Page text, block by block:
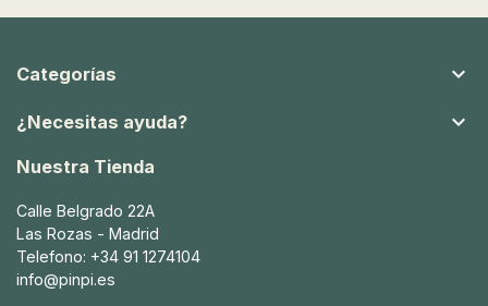
Categorías 
¿Necesitas ayuda? 
Nuestra Tienda
Calle Belgrado 22A
Las Rozas - Madrid
Telefono: +34 91 1274104
info@pinpi.es